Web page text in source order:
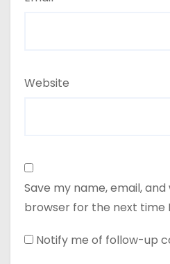
Website
Save my name, email,
browser for the next time
Notify me of follow-up